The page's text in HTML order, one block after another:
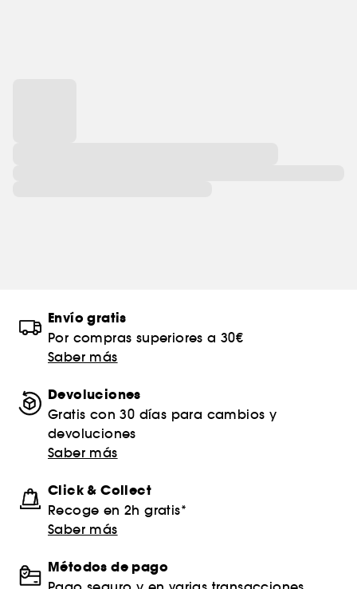
Envío gratis
Por compras superiores a 30€
Saber más
Devoluciones
Gratis con 30 días para cambios y
devoluciones
Saber más
Click & Collect
Recoge en 2h gratis*
Saber más
Métodos de pago